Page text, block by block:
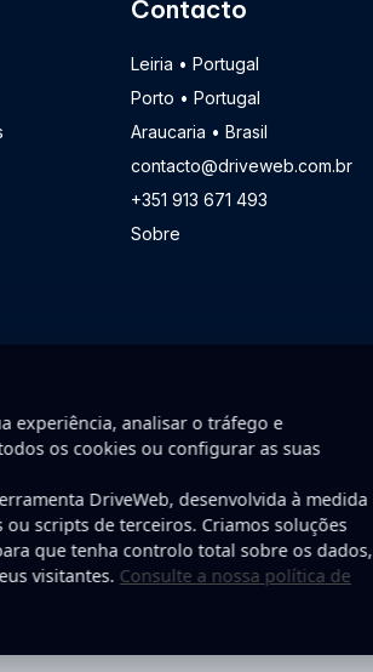
Contacto
Leiria • Portugal
Porto • Portugal
Araucaria • Brasil
contacto@driveweb.com.br
+351 913 671 493
Sobre
por DriveWeb.
experiência, analisar o tráfego e
os cookies ou configurar as suas
DriveWeb, desenvolvida à medida
scripts de terceiros. Criamos soluções
que tenha controlo total sobre os dados,
visitantes. Consulte a nossa política de